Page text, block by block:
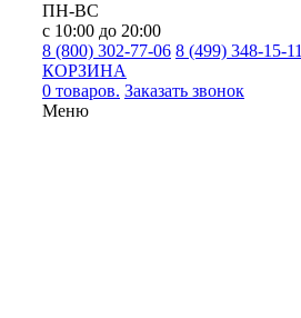
ПН-ВС
с 10:00 до 20:00
8 (800) 302-77-06 8 (499) 348-15-11
КОРЗИНА
0 товаров. Заказать звонок
Меню